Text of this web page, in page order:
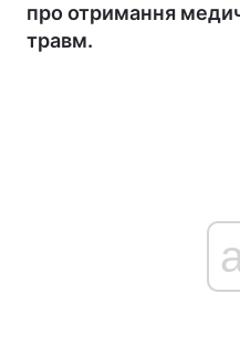
про отримання
травм.